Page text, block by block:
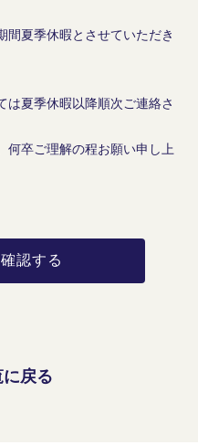
間夏季休暇とさせていただき
は夏季休暇以降順次ご連絡さ
何卒ご理解の程お願い申し上
認する
戻る